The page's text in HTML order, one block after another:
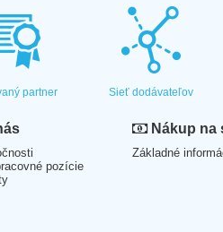
partner Sieť dodávateľov
pozície
Nákup na
Základné